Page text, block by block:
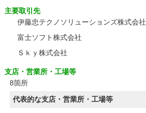
主要取引先
伊藤忠テクノソリューションズ株式会社
富士ソフト株式会社
Ｓｋｙ株式会社
支店・営業所・工場等
8箇所
代表的な支店・営業所・工場等